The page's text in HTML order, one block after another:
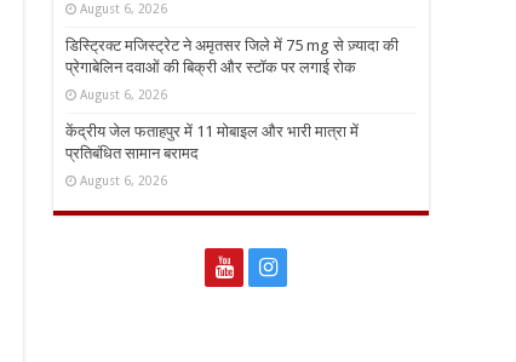
August 6, 2026
डिस्ट्रिक्ट मजिस्ट्रेट ने अमृतसर जिले में 75 mg से ज़्यादा की
प्रेगाबेलिन दवाओं की बिक्री और स्टॉक पर लगाई रोक
August 6, 2026
केंद्रीय जेल फताहपुर में 11 मोबाइल और भारी मात्रा में
प्रतिबंधित सामान बरामद
August 6, 2026